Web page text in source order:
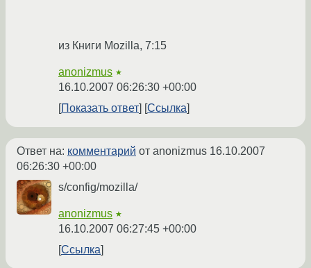
из Книги Mozilla, 7:15
anonizmus ★
16.10.2007 06:26:30 +00:00
Показать ответ
Ссылка
Ответ на: комментарий от anonizmus 16.10.2007
06:26:30 +00:00
s/config/mozilla/
anonizmus ★
16.10.2007 06:27:45 +00:00
Ссылка